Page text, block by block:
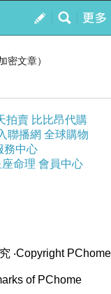
我的
訂閱
密文章）
拍賣 比比昂代購
聯播網 全球購物
務中心
命理 會員中心
‧Copyright PChome
of PChome